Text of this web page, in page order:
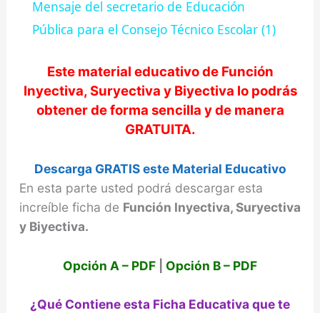
a
y
V
d
Mensaje del secretario de Educación
Pública para el Consejo Técnico Escolar (1)
Este material educativo de Función
Inyectiva, Suryectiva y Biyectiva lo podrás
obtener de forma sencilla y de manera
GRATUITA.
Descarga GRATIS este Material Educativo
En esta parte usted podrá descargar esta
increíble ficha de Función Inyectiva, Suryectiva
y Biyectiva.
Opción A – PDF Opción B – PDF
¿Qué Contiene esta Ficha Educativa que te